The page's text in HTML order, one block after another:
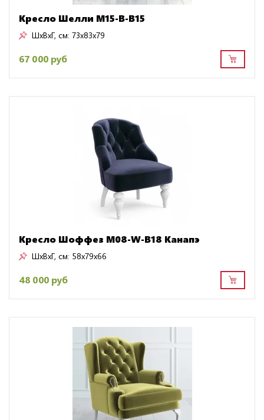
Кресло Шелли M15-B-B15
ШxВxГ, см: 73x83x79
67 000 руб
Кресло Шоффез M08-W-B18 Канапэ
ШxВxГ, см: 58x79x66
48 000 руб